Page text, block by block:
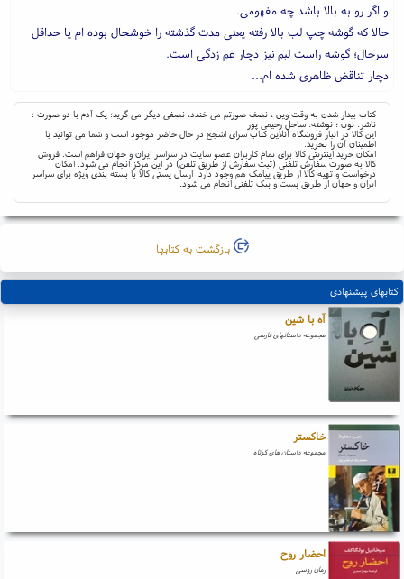
و اگر رو به بالا باشد چه مفهومی.
حالا که گوشه چپ لب بالا رفته یعنی مدت گذشته را خوشحال بوده ام یا حداقل
سرحال؛ گوشه راست لبم نیز دچار غم زدگی است.
دچار تناقض ظاهری شده ام...
کتاب بیدار شدن به وقت وین ، نصف صورتم می خندد، نصفی دیگر می گرید؛ یک آدم با دو صورت ؛
ناشر: نون ؛ نوشته: ساحل رحیمی پور
این کالا در انبار فروشگاه آنلاین کتاب سرای اشجع در حال حاضر موجود است و شما می توانید با
اطمینان آن را بخرید.
امکان خرید اینترنتی کالا برای تمام کاربران عضو سایت در سراسر ایران و جهان فراهم است. فروش
کالا به صورت سفارش تلفنی (ثبت سفارش از طریق تلفن) در این مرکز انجام می شود. امکان
درخواست و تهیه کالا از طریق پیامک هم وجود دارد. ارسال پستی کالا با بسته بندی ویژه برای سراسر
ایران و جهان از طریق پست و پیک تلفنی انجام می شود.
بازگشت به کتابها
کتابهای پیشنهادی
آه با شین
مجموعه داستانهای فارسی
خاکستر
مجموعه داستان های کوتاه
احضار روح
رمان روسی